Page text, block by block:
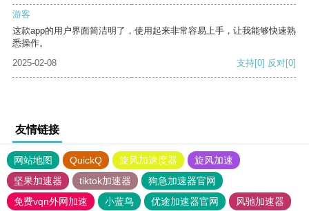
游客
这款app的用户界面简洁明了，使用起来非常容易上手，让我能够快速熟
悉操作。
2025-02-08
支持[0] 反对[0]
友情链接
网站地图 QuickQ 旋风加速度器
旋风加速
坚果加速器
tiktok加速器
狗急加速器官网
免费vqn外网加速
小蓝鸟 优途加速器官网
风驰加速器